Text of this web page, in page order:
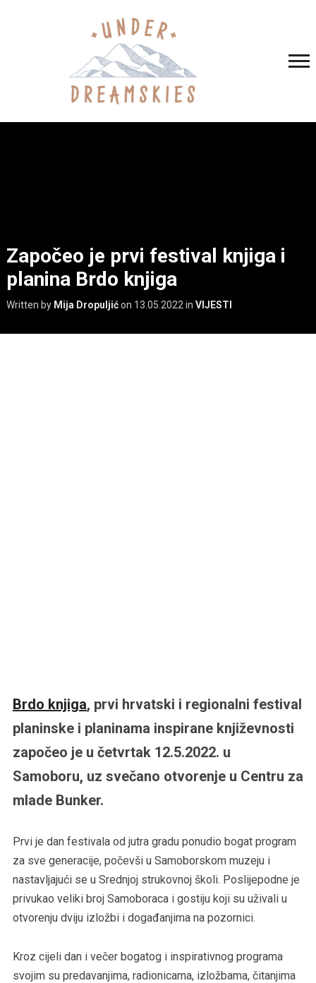
Započeo je prvi festival knjiga i
planina Brdo knjiga
Written by Mija Dropuljićon 13.05.2022 in VIJESTI
Brdo knjiga, prvi hrvatski i regionalni festival
planinske i planinama inspirane književnosti
započeo je u četvrtak 12.5.2022. u
Samoboru, uz svečano otvorenje u Centru za
mlade Bunker.
Prvi je dan festivala od jutra gradu ponudio bogat program
za sve generacije, počevši u Samoborskom muzeju i
nastavljajući se u Srednjoj strukovnoj školi. Poslijepodne je
privukao veliki broj Samoboraca i gostiju koji su uživali u
otvorenju dviju izložbi i događanjima na pozornici.
Kroz cijeli dan i večer bogatog i inspirativnog programa
svojim su predavanjima, radionicama, izložbama, čitanjima